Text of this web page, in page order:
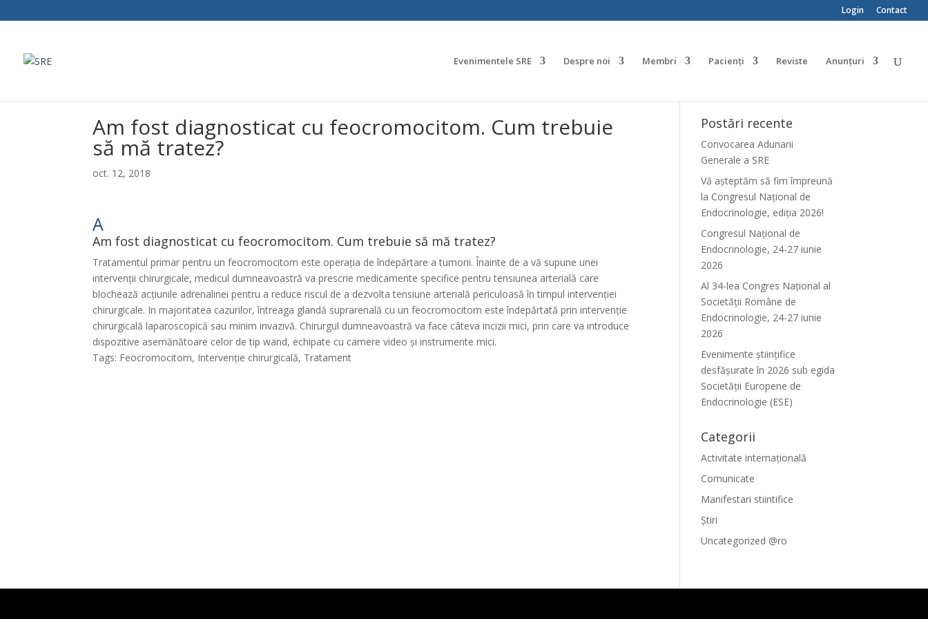
Login Contact
Evenimentele SRE Despre noi Membri Pacienți Reviste Anunțuri
Am fost diagnosticat cu feocromocitom. Cum trebuie
să mă tratez?
oct. 12, 2018
A
Am fost diagnosticat cu feocromocitom. Cum trebuie să mă tratez?
Tratamentul primar pentru un feocromocitom este operația de îndepărtare a tumorii. Înainte de a vă supune unei
intervenții chirurgicale, medicul dumneavoastră va prescrie medicamente specifice pentru tensiunea arterială care
blochează acțiunile adrenalinei pentru a reduce riscul de a dezvolta tensiune arterială periculoasă în timpul intervenției
chirurgicale. In majoritatea cazurilor, întreaga glandă suprarenală cu un feocromocitom este îndepărtată prin intervenție
chirurgicală laparoscopică sau minim invazivă. Chirurgul dumneavoastră va face câteva incizii mici, prin care va introduce
dispozitive asemănătoare celor de tip wand, echipate cu camere video și instrumente mici.
Tags: Feocromocitom, Intervenție chirurgicală, Tratament
Postări recente
Convocarea Adunarii
Generale a SRE
Vă așteptăm să fim împreună
la Congresul Național de
Endocrinologie, ediția 2026!
Congresul Național de
Endocrinologie, 24-27 iunie
2026
Al 34-lea Congres Național al
Societății Române de
Endocrinologie, 24-27 iunie
2026
Evenimente ştiinţifice
desfăşurate în 2026 sub egida
Societăţii Europene de
Endocrinologie (ESE)
Categorii
Activitate internațională
Comunicate
Manifestari stiintifice
Știri
Uncategorized @ro